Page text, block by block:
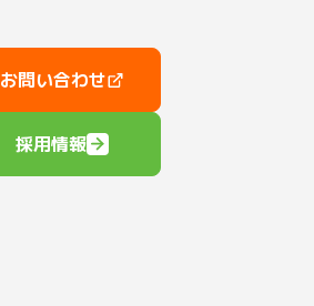
お問い合わせ
採用情報